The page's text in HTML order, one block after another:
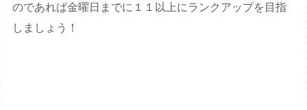
のであれば金曜日までに１１以上にランクアップを目指
しましょう！